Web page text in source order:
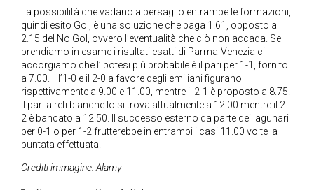
La possibilità che vadano a bersaglio entrambe le formazioni,
quindi esito Gol, è una soluzione che paga 1.61, opposto al
2.15 del No Gol, ovvero l’eventualità che ciò non accada. Se
prendiamo in esame i risultati esatti di Parma-Venezia ci
accorgiamo che l’ipotesi più probabile è il pari per 1-1, fornito
a 7.00. Il l’1-0 e il 2-0 a favore degli emiliani figurano
rispettivamente a 9.00 e 11.00, mentre il 2-1 è proposto a 8.75.
Il pari a reti bianche lo si trova attualmente a 12.00 mentre il 2-
2 è bancato a 12.50. Il successo esterno da parte dei lagunari
per 0-1 o per 1-2 frutterebbe in entrambi i casi 11.00 volte la
puntata effettuata.
Crediti immagine: Alamy